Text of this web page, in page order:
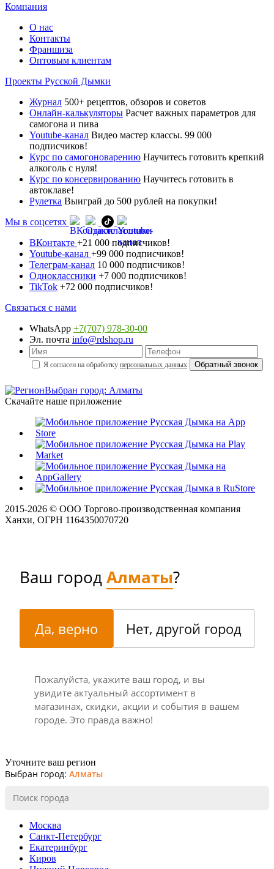
Компания
О нас
Контакты
Франшиза
Оптовым клиентам
Проекты Русской Дымки
Журнал 500+ рецептов, обзоров и советов
Онлайн-калькуляторы Расчет важных параметров для
самогона и пива
Youtube-канал Видео мастер классы. 99 000
подписчиков!
Курс по самогоноварению Научитесь готовить крепкий
алкоголь с нуля!
Курс по консервированию Научитесь готовить в
автоклаве!
Рулетка Выиграй до 500 рублей на покупки!
Мы в соцсетях
ВКонтакте +21 000 подписчиков!
Youtube-канал +99 000 подписчиков!
Телеграм-канал 10 000 подписчиков!
Одноклассники +7 000 подписчиков!
TikTok +72 000 подписчиков!
Связаться с нами
WhatsApp +7(707) 978-30-00
Эл. почта info@rdshop.ru
Я согласен на обработку персональных данных
Выбран город: Алматы
Скачайте наше приложение
2015-2026 © ООО Торгово-производственная компания
Ханхи, ОГРН 1164350070720
Ваш городАлматы?
Да, верно Нет, другой город
Пожалуйста, укажите ваш город, и вы
увидите актуальный ассортимент в
магазинах, скидки, акции и события в вашем
городе. Это правда важно!
Уточните ваш регион
Выбран город: Алматы
Москва
Санкт-Петербург
Екатеринбург
Киров